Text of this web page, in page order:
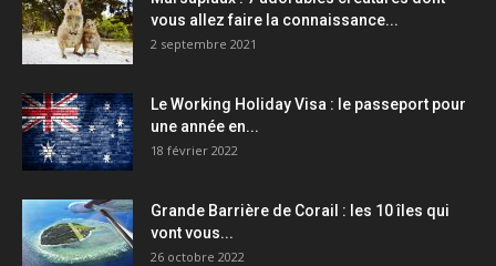
vous allez faire la connaissance...
2 septembre 2021
Le Working Holiday Visa : le passeport pour
une année en...
18 février 2022
Grande Barrière de Corail : les 10 îles qui
vont vous...
26 octobre 2022